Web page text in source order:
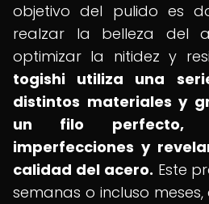
objetivo del pulido es
realzar la belleza del
optimizar la nitidez y
togishi utiliza una
distintos materiales y
un filo perfecto,
imperfecciones y
calidad del acero. Este
semanas o incluso